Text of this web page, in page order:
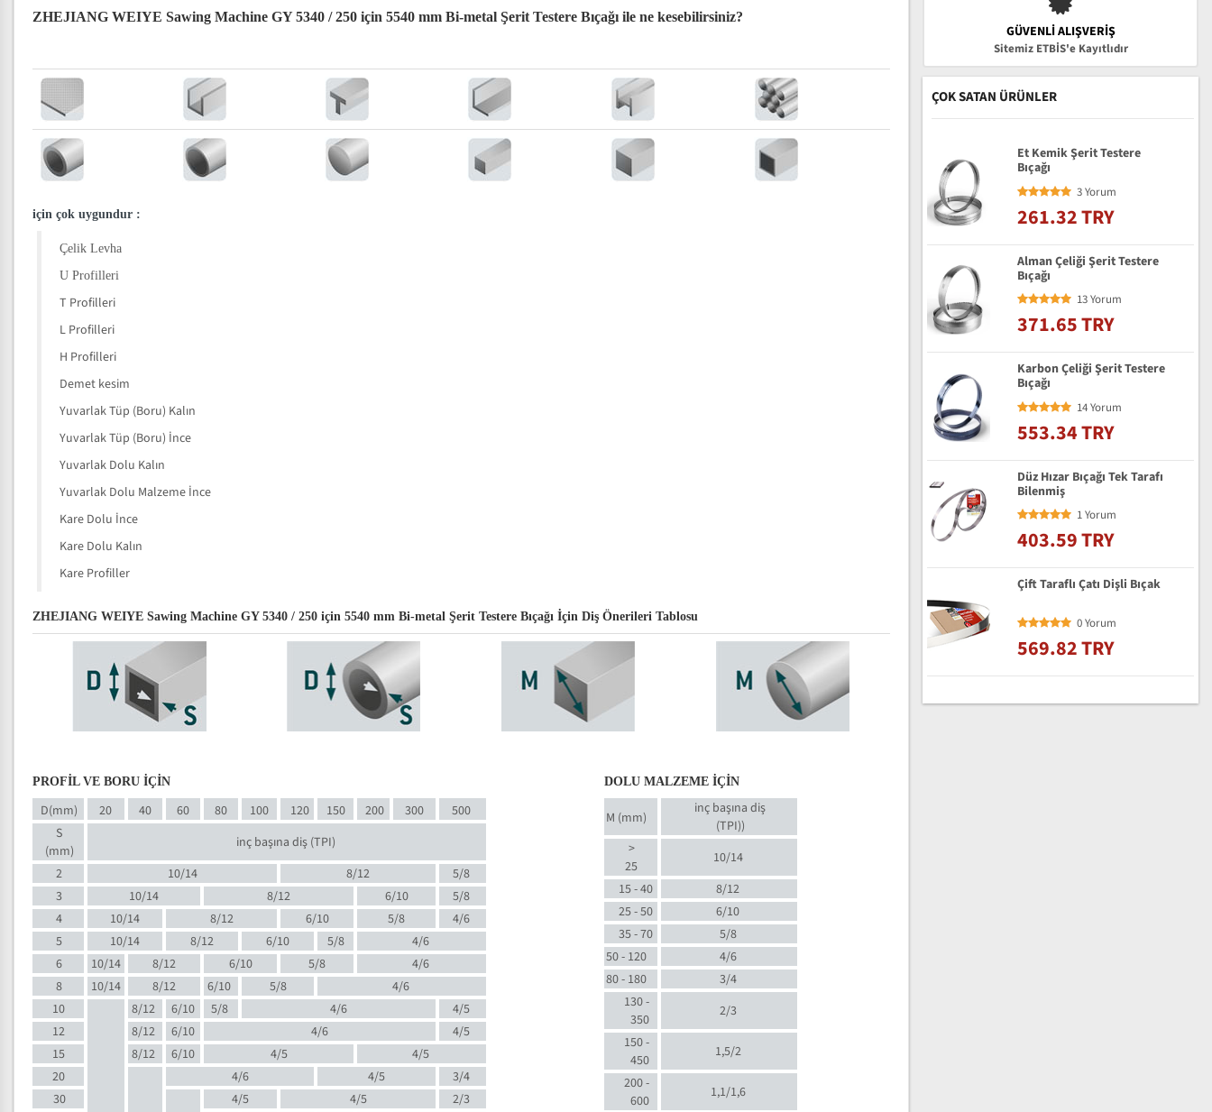
ZHEJIANG WEIYE Sawing Machine GY 5340 / 250 için 5540 mm Bi-metal Şerit Testere Bıçağı ile ne kesebilirsiniz?
için çok uygundur :
Çelik Levha
U Profilleri
T Profilleri
L Profilleri
H Profilleri
Demet kesim
Yuvarlak Tüp (Boru) Kalın
Yuvarlak Tüp (Boru) İnce
Yuvarlak Dolu Kalın
Yuvarlak Dolu Malzeme İnce
Kare Dolu İnce
Kare Dolu Kalın
Kare Profiller
ZHEJIANG WEIYE Sawing Machine GY 5340 / 250 için 5540 mm Bi-metal Şerit Testere Bıçağı İçin Diş Önerileri Tablosu
PROFİL VE BORU İÇİN
D(mm) 20 40 60 80 100 120 150 200 300
500
S
(mm)
inç başına diş (TPI)
2
10/14 8/12
5/8
3
10/14 8/12 6/10
5/8
4
10/14 8/12 6/10 5/8
4/6
5
10/14 8/12 6/10 5/8
4/6
6
10/14 8/12 6/10 5/8
4/6
8
10/14 8/12 6/10 5/8
4/6
10
8/12 6/10 5/8 4/6
4/5
12
8/12 6/10 4/6
4/5
15
8/12 6/10 4/5
4/5
20
4/6 4/5
3/4
30
4/5 4/5
2/3
DOLU MALZEME İÇİN
M (mm)
inç başına diş
(TPI))
>
25
10/14
15 - 40
8/12
25 - 50
6/10
35 - 70
5/8
50 - 120
4/6
80 - 180
3/4
130 -
350
2/3
150 -
450
1,5/2
200 -
600
1,1/1,6
GÜVENLI ALIŞVERIŞ
Sitemiz ETBİS'e Kayıtlıdır
ÇOK SATAN ÜRÜNLER
Et Kemik Şerit Testere
Bıçağı
3 Yorum
261.32 TRY
Alman Çeliği Şerit Testere
Bıçağı
13 Yorum
371.65 TRY
Karbon Çeliği Şerit Testere
Bıçağı
14 Yorum
553.34 TRY
Düz Hızar Bıçağı Tek Tarafı
Bilenmiş
1 Yorum
403.59 TRY
Çift Taraflı Çatı Dişli Bıçak
0 Yorum
569.82 TRY